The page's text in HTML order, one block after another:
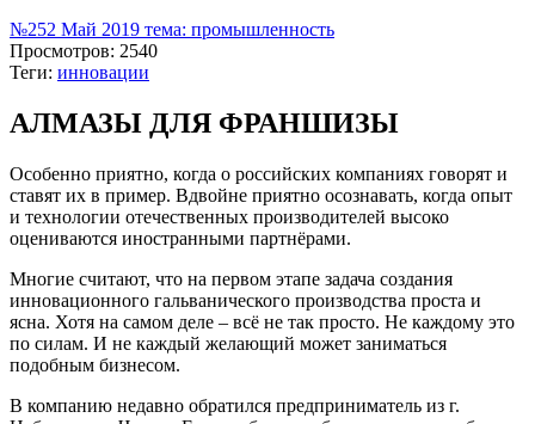
№252 Май 2019 тема: промышленность
Просмотров: 2540
Теги: инновации
АЛМАЗЫ ДЛЯ ФРАНШИЗЫ
Особенно приятно, когда о российских компаниях говорят и
ставят их в пример. Вдвойне приятно осознавать, когда опыт
и технологии отечественных производителей высоко
оцениваются иностранными партнёрами.
Многие считают, что на первом этапе задача создания
инновационного гальванического производства проста и
ясна. Хотя на самом деле – всё не так просто. Не каждому это
по силам. И не каждый желающий может заниматься
подобным бизнесом.
В компанию недавно обратился предприниматель из г.